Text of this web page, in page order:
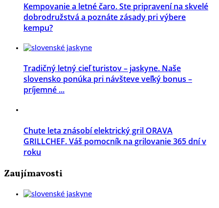
Kempovanie a letné čaro. Ste pripravení na skvelé
dobrodružstvá a poznáte zásady pri výbere
kempu?
Tradičný letný cieľ turistov – jaskyne. Naše
slovensko ponúka pri návšteve veľký bonus –
príjemné ...
Chute leta znásobí elektrický gril ORAVA
GRILLCHEF. Váš pomocník na grilovanie 365 dní v
roku
Zaujímavosti